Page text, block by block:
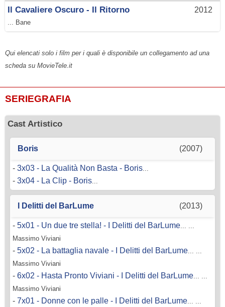
2012
Il Cavaliere Oscuro - Il Ritorno
... Bane
Qui elencati solo i film per i quali è disponibile un collegamento ad una
scheda su MovieTele.it
SERIEGRAFIA
Cast Artistico
Boris (2007)
- 3x03 - La Qualità Non Basta - Boris...
- 3x04 - La Clip - Boris...
I Delitti del BarLume (2013)
- 5x01 - Un due tre stella! - I Delitti del BarLume... ...
Massimo Viviani
- 5x02 - La battaglia navale - I Delitti del BarLume... ...
Massimo Viviani
- 6x02 - Hasta Pronto Viviani - I Delitti del BarLume... ...
Massimo Viviani
- 7x01 - Donne con le palle - I Delitti del BarLume... ...